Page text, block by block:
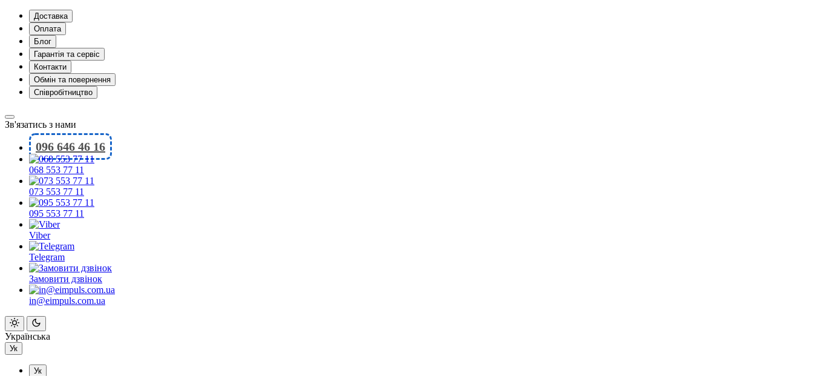
Доставка
Оплата
Блог
Гарантія та сервіс
Контакти
Обмін та повернення
Співробітництво
Зв'язатись з нами
096 646 46 16
068 553 77 11
073 553 77 11
095 553 77 11
Viber
Telegram
Замовити дзвінок
in@eimpuls.com.ua
Українська
Ук
Ук